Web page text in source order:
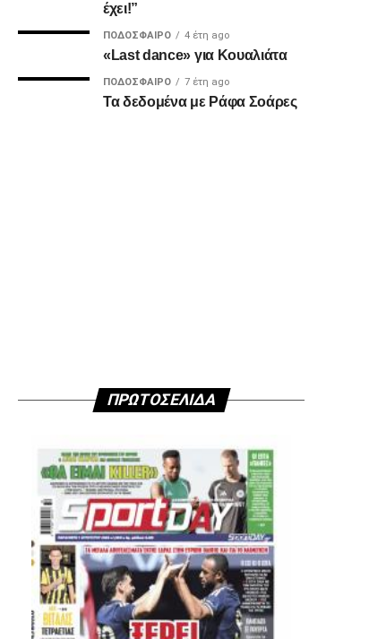
έχει!”
ΠΟΔΌΣΦΑΙΡΟ 4 έτη ago
«Last dance» για Κουαλιάτα
ΠΟΔΌΣΦΑΙΡΟ 7 έτη ago
Τα δεδομένα με Ράφα Σοάρες
ΠΡΩΤΟΣΕΛΙΔΑ